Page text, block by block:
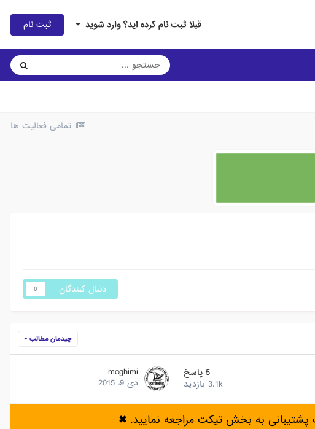
قبلا ثبت نام کرده اید؟ وارد شوید ثبت نام
تمامی فعالیت ها
دنبال کنندگان 0
چیدمان مطالب
5 پاسخ
3.1k بازدید
moghimi
دی 9، 2015
به بخش تیکت مراجعه نمایید.✖